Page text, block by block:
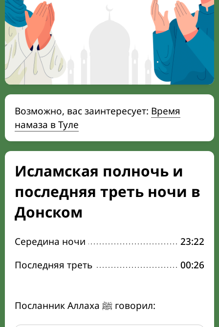
Возможно, вас заинтересует: Время
намаза в Туле
Исламская полночь и
последняя треть ночи в
Донском
Середина ночи
23:22
Последняя треть
00:26
Посланник Аллаха ﷺ говорил: